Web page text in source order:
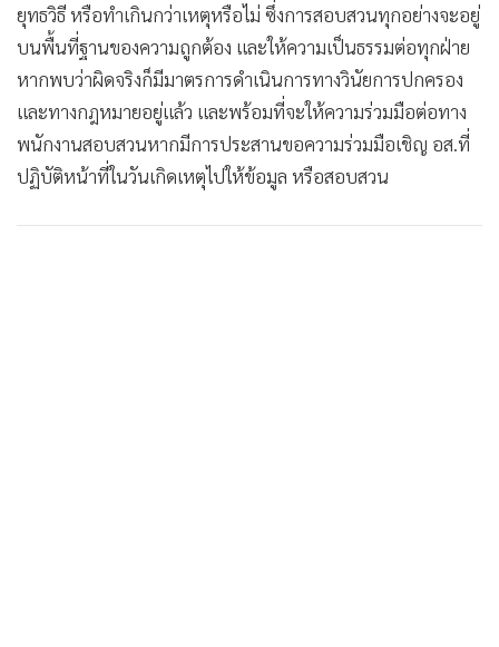
ยุทธวิธี หรือทำเกินกว่าเหตุหรือไม่ ซึ่งการสอบสวนทุกอย่างจะอยู่
บนพื้นที่ฐานของความถูกต้อง และให้ความเป็นธรรมต่อทุกฝ่าย
หากพบว่าผิดจริงก็มีมาตรการดำเนินการทางวินัยการปกครอง
และทางกฎหมายอยู่แล้ว และพร้อมที่จะให้ความร่วมมือต่อทาง
พนักงานสอบสวนหากมีการประสานขอความร่วมมือเชิญ อส.ที่
ปฏิบัติหน้าที่ในวันเกิดเหตุไปให้ข้อมูล หรือสอบสวน